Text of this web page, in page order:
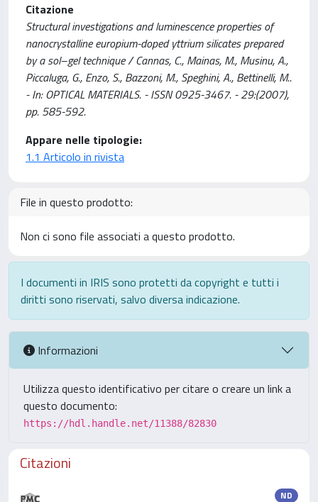
Citazione
Structural investigations and luminescence properties of
nanocrystalline europium-doped yttrium silicates prepared
by a sol–gel technique / Cannas, C., Mainas, M., Musinu, A.,
Piccaluga, G., Enzo, S., Bazzoni, M., Speghini, A., Bettinelli, M..
- In: OPTICAL MATERIALS. - ISSN 0925-3467. - 29:(2007),
pp. 585-592.
Appare nelle tipologie:
1.1 Articolo in rivista
File in questo prodotto:
Non ci sono file associati a questo prodotto.
I documenti in IRIS sono protetti da copyright e tutti i
diritti sono riservati, salvo diversa indicazione.
Informazioni
Utilizza questo identificativo per citare o creare un link a
questo documento:
https://hdl.handle.net/11388/82830
Citazioni
ND